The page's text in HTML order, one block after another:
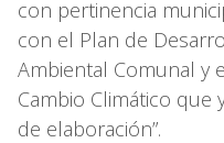
con pertinencia
con el Plan de
Ambiental Comunal y
Cambio Climático
de elaboración”.